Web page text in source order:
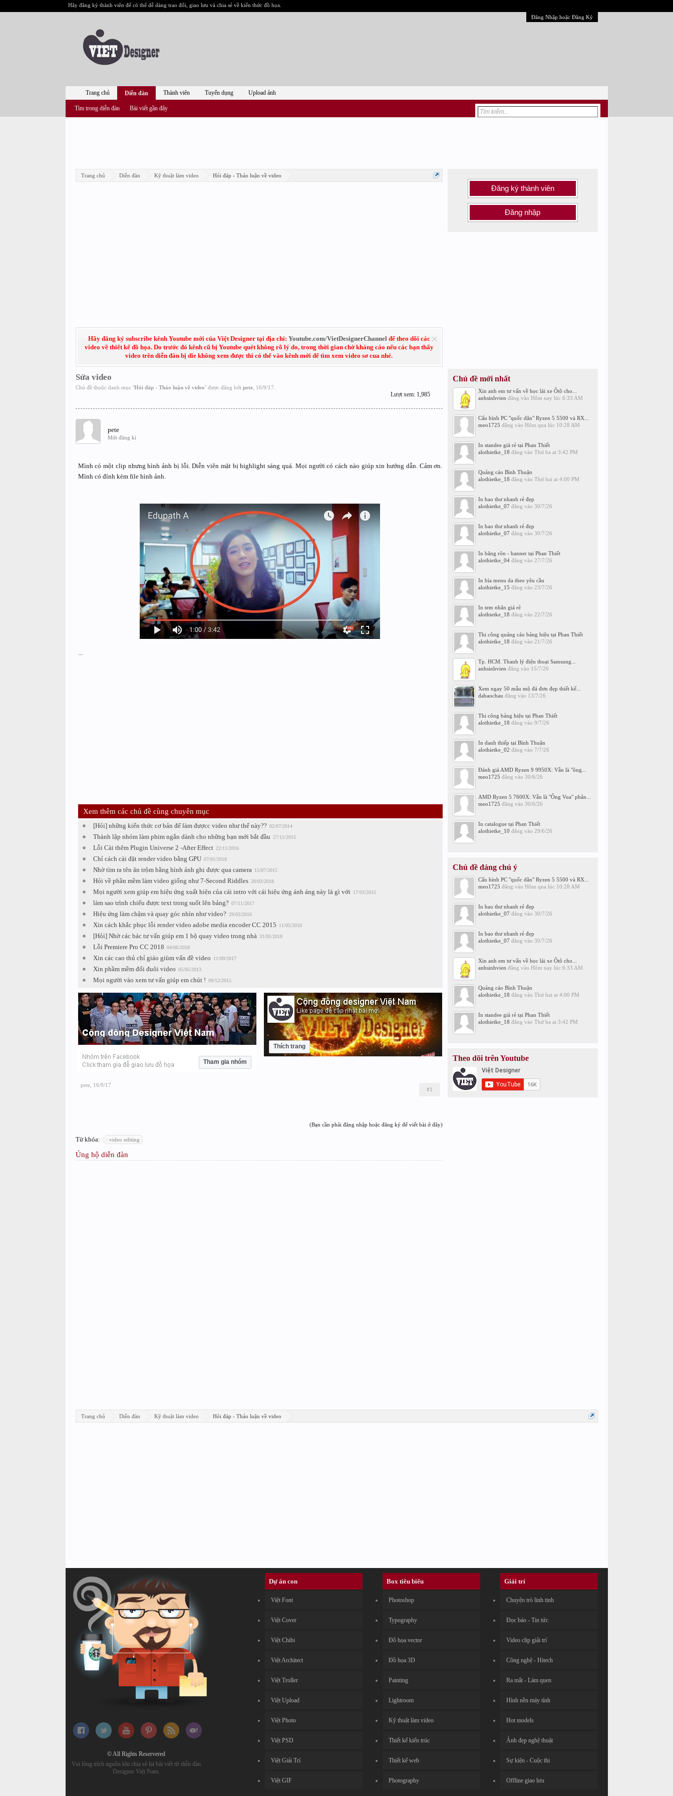
Hãy đăng ký thành viên để có thể dễ dàng trao đổi, giao lưu và chia sẻ về kiến thức đồ họa.
Đăng Nhập hoặc Đăng Ký
Trang chủ Diễn đàn Kỹ thuật làm video Hỏi đáp - Thảo luận về video
Hãy đăng ký subscribe kênh Youtube mới của Việt Designer tại địa chỉ: Youtube.com/VietDesignerChannelđể theo dõi các
video về thiết kế đồ họa. Do trước đó kênh cũ bị Youtube quét không rõ lý do, trong thời gian chờ kháng cáo nếu các bạn thấy
video trên diễn đàn bị die không xem được thì có thể vào kênh mới để tìm xem video sơ cua nhé.
Sửa video
Chủ đề thuộc danh mục 'Hỏi đáp - Thảo luận về video' được đăng bởi pete, 16/9/17
Lượt xem: 1,985
pete
Mới đăng kí
Mình có một clip nhưng hình ảnh bị lỗi. Diễn viên mặt bị highlight sáng quá. Mọi người có cách nào giúp xin hướng dẫn. Cảm ơn.
Mình có đính kèm file hình ảnh.
...
Xem thêm các chủ đề cùng chuyên mục
[Hỏi] những kiến thức cơ bản để làm đượcc video như thế này?? 02/07/2014
Thành lập nhóm làm phim ngắn dành cho những bạn mới bắt đầu 27/11/2015
Lỗi Cài thêm Plugin Universe 2 -After Effect 22/11/2016
Chỉ cách cài đặt render video bằng GPU 07/01/2018
Nhờ tìm ra tên ăn trộm bằng hình ảnh ghi được qua camera 15/07/2015
Hỏi về phần mềm làm video giống như 7-Second Riddles 20/03/2018
Mọi người xem giúp em hiệu ứng xuất hiện của cái intro với cái hiệu ứng ánh áng này là gì với 17/03/2015
làm sao trình chiếu được text trong suốt lên bảng? 07/11/2017
Hiệu ứng làm chậm và quay góc nhìn như video? 29/03/2016
Xin cách khắc phục lỗi render video adobe media encoder CC 2015 11/05/2016
[Hỏi] Nhờ các bác tư vấn giúp em 1 bộ quay video trong nhà 31/05/2018
Lỗi Premiere Pro CC 2018 04/06/2018
Xin các cao thủ chỉ giáo giùm vấn đề video 11/09/2017
Xin phầm mềm đổi đuôi video 05/05/2013
Mọi người vào xem tư vấn giúp em chút ! 09/12/2015
Tham gia nhóm
Thích trang
pete, 16/9/17
#1
(Bạn cần phải đăng nhập hoặc đăng ký để viết bài ở đây)
Từ khóa: video editing
Ủng hộ diễn đàn
Đăng ký thành viên
Đăng nhập
Chủ đề mới nhất
Xin anh em tư vấn về học lái xe Ôtô cho...
anhsinhvien đăng vào Hôm nay lúc 6:33 AM
Cấu hình PC "quốc dân" Ryzen 5 5500 và RX...
meo1725 đăng vào Hôm qua lúc 10:28 AM
In standee giá rẻ tại Phan Thiết
alothietke_18 đăng vào Thứ ba at 3:42 PM
Quảng cáo Bình Thuận
alothietke_18 đăng vào Thứ hai at 4:00 PM
In bao thư nhanh rẻ đẹp
alothietke_07 đăng vào 30/7/26
In bao thư nhanh rẻ đẹp
alothietke_07 đăng vào 30/7/26
In băng rôn - banner tại Phan Thiết
alothietke_04đăng vào 27/7/26
In bìa menu da theo yêu cầu
alothietke_15 đăng vào 23/7/26
In tem nhãn giá rẻ
alothietke_18 đăng vào 22/7/26
Thi công quảng cáo bảng hiệu tại Phan Thiết
alothietke_18 đăng vào 21/7/26
Tp. HCM. Thanh lý điện thoại Samsung...
anhsinhvien đăng vào 15/7/26
Xem ngay 50 mẫu mộ đá đơn đẹp thiết kế...
dabaochau đăng vào 13/7/26
Thi công bảng hiệu tại Phan Thiết
alothietke_18 đăng vào 9/7/26
In danh thiếp tại Bình Thuận
alothietke_02 đăng vào 7/7/26
Đánh giá AMD Ryzen 9 9950X: Vẫn là "ông...
meo1725 đăng vào 30/6/26
AMD Ryzen 5 7600X: Vẫn là "Ông Vua" phân...
meo1725 đăng vào 30/6/26
In catalogue tại Phan Thiết
alothietke_10 đăng vào 29/6/26
Chủ đề đáng chú ý
Cấu hình PC "quốc dân" Ryzen 5 5500 và RX...
meo1725 đăng vào Hôm qua lúc 10:28 AM
In bao thư nhanh rẻ đẹp
alothietke_07 đăng vào 30/7/26
In bao thư nhanh rẻ đẹp
alothietke_07 đăng vào 30/7/26
Xin anh em tư vấn về học lái xe Ôtô cho...
anhsinhvien đăng vào Hôm nay lúc 6:33 AM
Quảng cáo Bình Thuận
alothietke_18 đăng vào Thứ hai at 4:00 PM
In standee giá rẻ tại Phan Thiết
alothietke_18 đăng vào Thứ ba at 3:42 PM
Theo dõi trên Youtube
Trang chủ Diễn đàn Kỹ thuật làm video Hỏi đáp - Thảo luận về video
Trang chủ Diễn đàn
Tìm trong diễn đàn Bài viết gần đây
Thành viên Tuyển dụng Upload ảnh
© All Rights Reservered
Vui lòng trích nguồn khi chia sẻ lại bài viết từ diễn đàn
Designer Việt Nam.
Dự án con
Việt Font
Việt Cover
Việt Chibi
Việt Architect
Việt Troller
Việt Upload
Việt Photo
Việt PSD
Việt Giải Trí
Việt GIF
Box tiêu biểu
Photoshop
Typography
Đồ họa vector
Đồ họa 3D
Painting
Lightroom
Kỹ thuật làm video
Thiết kế kiến trúc
Thiết kế web
Photography
Giải trí
Chuyện trò linh tinh
Đọc báo - Tin tức
Video clip giải trí
Công nghệ - Hitech
Ra mắt - Làm quen
Hình nền máy tính
Hot models
Ảnh đẹp nghệ thuật
Sự kiện - Cuộc thi
Offline giao lưu